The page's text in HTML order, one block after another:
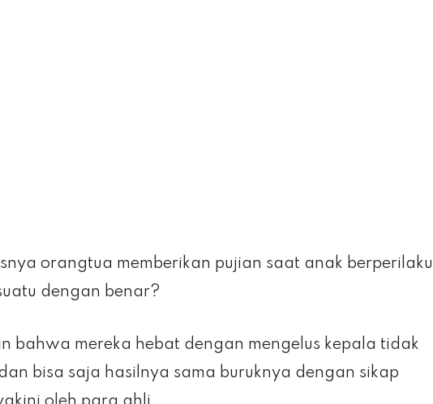
orangtua memberikan pujian saat anak berperilaku
dengan benar?
bahwa mereka hebat dengan mengelus kepala tidak
bisa saja hasilnya sama buruknya dengan sikap